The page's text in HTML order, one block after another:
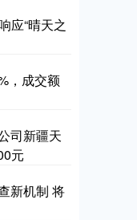
应“晴天之
，成交额
司新疆天
元
新机制 将